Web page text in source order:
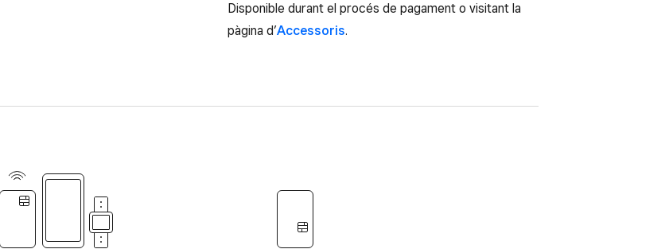
Disponible durant el procés de pagament o visitant la
pàgina d’Accessoris.
Pagaments sense contacte (NFC)